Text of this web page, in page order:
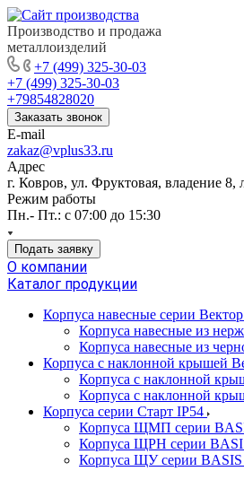
Производство и продажа
металлоизделий
+7 (499) 325-30-03
+7 (499) 325-30-03
+79854828020
Заказать звонок
E-mail
zakaz@vplus33.ru
Адрес
г. Ковров, ул. Фруктовая, владение 8,
Режим работы
Пн.- Пт.: с 07:00 до 15:30
Подать заявку
О компании
Каталог продукции
Корпуса навесные серии
Корпуса навесные из
Корпуса навесные из
Корпуса с наклонной крышей
Корпуса с наклонной
Корпуса с наклонной
Корпуса серии Старт IP54
Корпуса ЩМП серии
Корпуса ЩРН серии
Корпуса ЩУ серии BASIS